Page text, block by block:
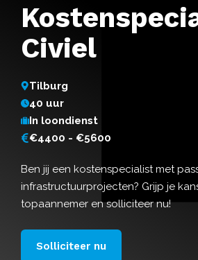
Civiel
Tilburg
40 uur
In loondienst
€4400 - €5600
Ben jij een kostenspecialist met
infrastructuurprojecten? Grijp je
topaannemer en solliciteer nu!
Solliciteer nu